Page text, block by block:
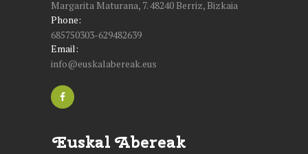
Margarita Maturana, 7. 48240 Berriz, Bizkaia
Phone:
685750303-629482639
Email:
info@euskalabereak.eus
Euskal Abereak